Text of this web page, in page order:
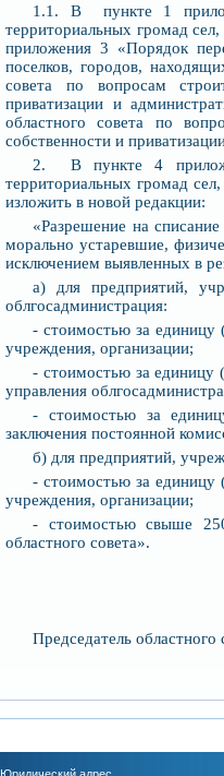
1.1. В пункте 1
территориальных громад
приложения 3 «Порядок
поселков, городов,
совета по вопросам
приватизации и
областного совета по
собственности и
2. В пункте 4
территориальных громад
изложить в новой редакции:
«Разрешение на
морально устаревшие,
исключением выявленных в
а) для предприятий,
облгосадминистрация:
- стоимостью за единицу
учреждения, организации;
- стоимостью за единицу
управления
- стоимостью за
заключения постоянной
б) для предприятий,
- стоимостью за единицу
учреждения, организации;
- стоимостью свыше
областного совета».
Председатель